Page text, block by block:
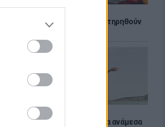
6 φρούτα που μπορουν να διατηρηθούν
Πώς να αποφύγεις το σύγκαμα ανάμεσα